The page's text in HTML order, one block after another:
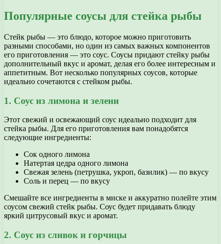
Популярные соусы для стейка рыбы
Стейк рыбы — это блюдо, которое можно приготовить
разными способами, но один из самых важных компонентов
его приготовления — это соус. Соусы придают стейку рыбы
дополнительный вкус и аромат, делая его более интересным и
аппетитным. Вот несколько популярных соусов, которые
идеально сочетаются с стейком рыбы.
1. Соус из лимона и зелени
Этот свежий и освежающий соус идеально подходит для
стейка рыбы. Для его приготовления вам понадобятся
следующие ингредиенты:
Сок одного лимона
Натертая цедра одного лимона
Свежая зелень (петрушка, укроп, базилик) — по вкусу
Соль и перец — по вкусу
Смешайте все ингредиенты в миске и аккуратно полейте этим
соусом свежий стейк рыбы. Соус будет придавать блюду
яркий цитрусовый вкус и аромат.
2. Соус из сливок и горчицы